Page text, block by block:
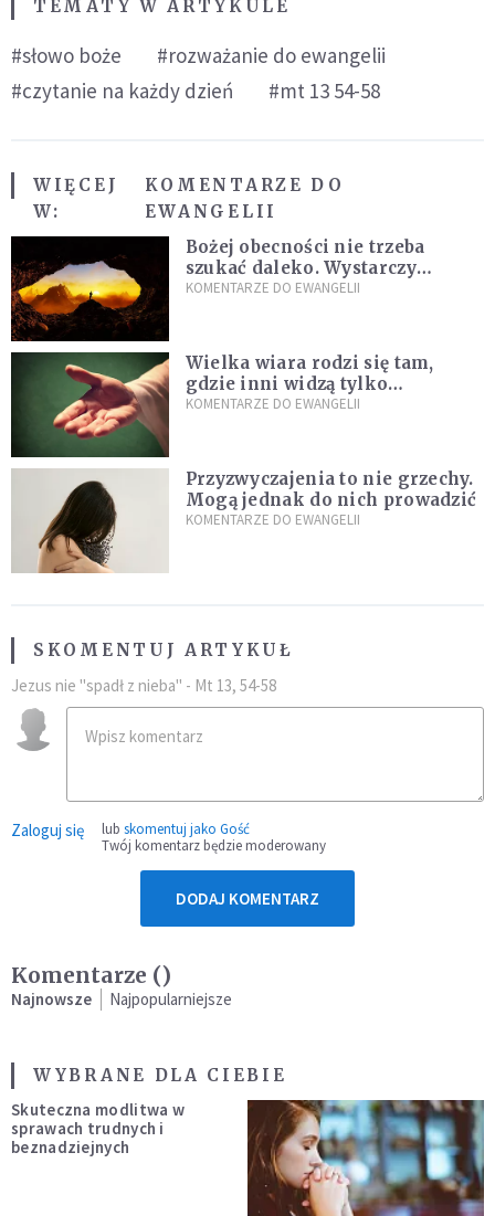
TEMATY W ARTYKULE
#słowo boże
#rozważanie do ewangelii
#czytanie na każdy dzień
#mt 13 54-58
WIĘCEJ
W:
KOMENTARZE DO
EWANGELII
Bożej obecności nie trzeba
szukać daleko. Wystarczy
nauczyć się słuchać
KOMENTARZE DO EWANGELII
Wielka wiara rodzi się tam,
gdzie inni widzą tylko
przeszkody
KOMENTARZE DO EWANGELII
Przyzwyczajenia to nie grzechy.
Mogą jednak do nich prowadzić
KOMENTARZE DO EWANGELII
SKOMENTUJ ARTYKUŁ
Jezus nie "spadł z nieba" - Mt 13, 54-58
Zaloguj się lub skomentuj jako Gość
Twój komentarz będzie moderowany
DODAJ KOMENTARZ
Komentarze ()
Najnowsze Najpopularniejsze
WYBRANE DLA CIEBIE
Skuteczna modlitwa w
sprawach trudnych i
beznadziejnych